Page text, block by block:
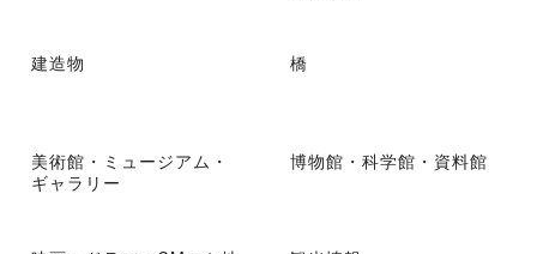
建造物 橋
美術館・ミュージアム・
ギャラリー
博物館・科学館・資料館